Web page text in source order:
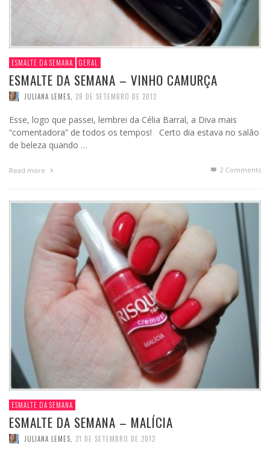
ESMALTE DA SEMANA GERAL
ESMALTE DA SEMANA – VINHO CAMURÇA
JULIANA LEMES 28 DE SETEMBRO DE 2012
Esse, logo que passei, lembrei da Célia Barral, a Diva mais
“comentadora” de todos os tempos! Certo dia estava no salão
de beleza quando …
Read more 2 Comments
ESMALTE DA SEMANA
ESMALTE DA SEMANA – MALÍCIA
JULIANA LEMES 21 DE SETEMBRO DE 2012